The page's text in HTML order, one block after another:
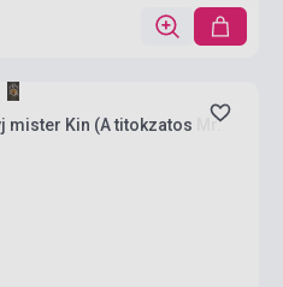
mister Kin (A titokzatos Mr.